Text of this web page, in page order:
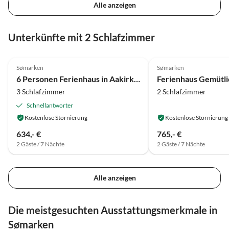
Alle anzeigen
Unterkünfte mit 2 Schlafzimmer
Sømarken
3 Schlafzimmer
Schnellantworter
Kostenlose Stornierung
634,- €
2 Gäste / 7 Nächte
Sømarken
2 Schlafzimmer
Kostenlose Stornierung
765,- €
2 Gäste / 7 Nächte
Alle anzeigen
Die meistgesuchten Ausstattungsmerkmale in
Sømarken